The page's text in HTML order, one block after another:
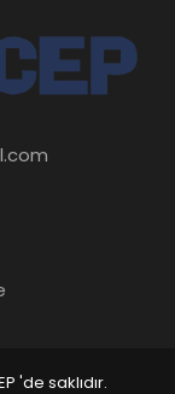
'de saklıdır.